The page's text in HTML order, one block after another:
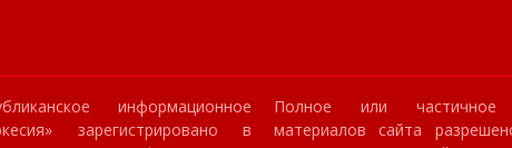
информационное
зарегистрировано в
Полное или частичное
материалов сайта